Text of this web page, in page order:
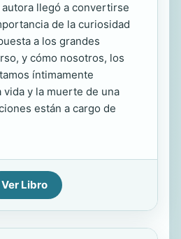
llegó a convertirse
de la curiosidad
a los grandes
y cómo nosotros, los
íntimamente
vida y la muerte de una
están a cargo de
Ver Libro